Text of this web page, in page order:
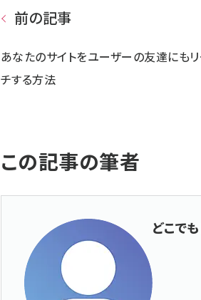
前の記事
あなたのサイトをユーザーの友達にも
チする方法
この記事の筆者
どこで